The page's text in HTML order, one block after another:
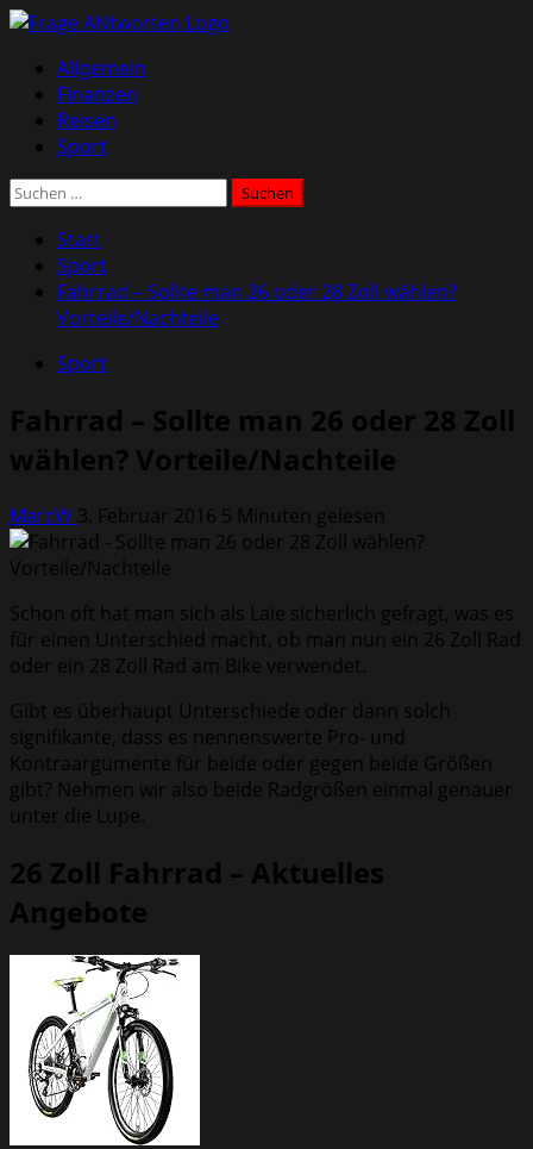
Zum
springen
Primäres
Menü
Allgemein
Finanzen
Reisen
Sport
Suchen
Start
Sport
Fahrrad – Sollte man 26 oder 28 Zoll wählen?
Vorteile/Nachteile
Sport
Fahrrad – Sollte man 26 oder 28 Zoll
wählen? Vorteile/Nachteile
MarcW 3. Februar 2016 5 Minuten gelesen
Schon oft hat man sich als Laie sicherlich gefragt, was es
für einen Unterschied macht, ob man nun ein 26 Zoll Rad
oder ein 28 Zoll Rad am Bike verwendet.
Gibt es überhaupt Unterschiede oder dann solch
signifikante, dass es nennenswerte Pro- und
Kontraargumente für beide oder gegen beide Größen
gibt? Nehmen wir also beide Radgrößen einmal genauer
unter die Lupe.
26 Zoll Fahrrad – Aktuelles
Angebote